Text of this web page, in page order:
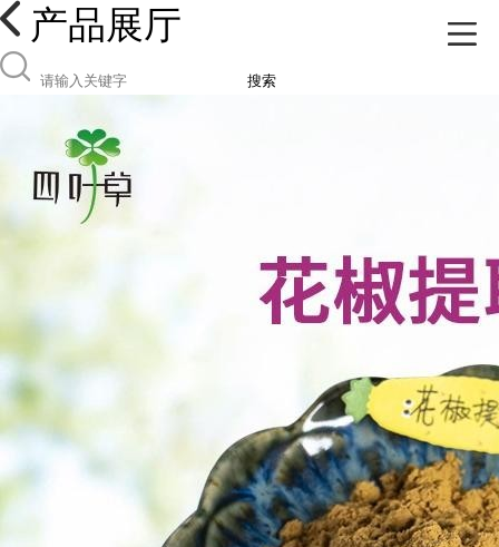
产品展厅
搜索